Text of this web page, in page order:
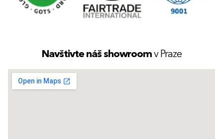
Navštivte náš showroomv Praze